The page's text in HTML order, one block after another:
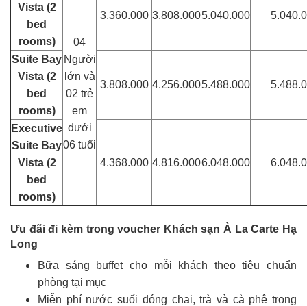
Vista (2
bed
rooms)
04
Người
lớn và
02 trẻ
em
dưới
06 tuổi
3.360.000 3.808.0005.040.000
Suite Bay
Vista (2
bed
rooms)
3.808.000 4.256.0005.488.000
Executive
Suite Bay
Vista (2
bed
rooms)
4.368.000 4.816.0006.048.000
Ưu đãi đi kèm trong voucher Khách sạn À La Carte Hạ
Long
Bữa sáng buffet cho mỗi khách theo tiêu chuẩn
phòng tại mục
Miễn phí nước suối đóng chai, trà và cà phê trong